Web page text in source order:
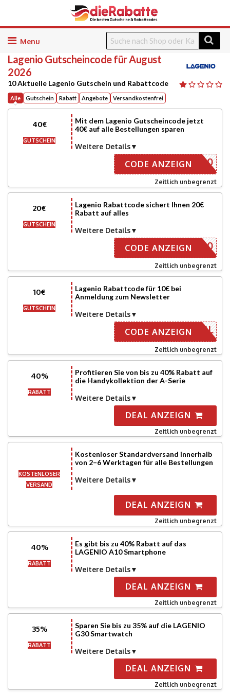
Skip
content
Lagenio Gutscheincode für August
2026
10 Aktuelle Lagenio Gutschein und Rabattcode
Alle Gutschein Rabatt Angebote Versandkostenfrei
40€
GUTSCHEIN
Mit dem Lagenio Gutscheincode jetzt
40€ auf alle Bestellungen sparen
Weitere Details
PHONE40
CODE ANZEIGN
Zeitlich unbegrenzt
20€
GUTSCHEIN
Lagenio Rabattcode sichert Ihnen 20€
Rabatt auf alles
Weitere Details
GPHONE20
CODE ANZEIGN
Zeitlich unbegrenzt
10€
GUTSCHEIN
Lagenio Rabattcode für 10€ bei
Anmeldung zum Newsletter
Weitere Details
R E-MAIL
CODE ANZEIGN
Zeitlich unbegrenzt
40%
RABATT
Profitieren Sie von bis zu 40% Rabatt auf
die Handykollektion der A-Serie
Weitere Details
DEAL ANZEIGN
Zeitlich unbegrenzt
KOSTENLOSER
VERSAND
Kostenloser Standardversand innerhalb
von 2–6 Werktagen für alle Bestellungen
Weitere Details
DEAL ANZEIGN
Zeitlich unbegrenzt
40%
RABATT
Es gibt bis zu 40% Rabatt auf das
LAGENIO A10 Smartphone
Weitere Details
DEAL ANZEIGN
Zeitlich unbegrenzt
35%
RABATT
Sparen Sie bis zu 35% auf die LAGENIO
G30 ​​Smartwatch
Weitere Details
DEAL ANZEIGN
Zeitlich unbegrenzt